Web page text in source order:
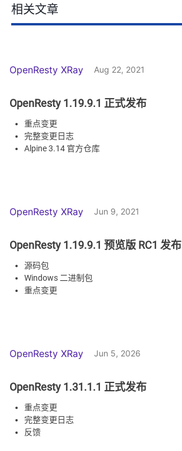
相关文章
OpenResty XRay Aug 22, 2021
OpenResty 1.19.9.1 正式发布
重点变更
完整变更日志
Alpine 3.14 官方仓库
OpenResty XRay Jun 9, 2021
OpenResty 1.19.9.1 预览版 RC1 发布
源码包
Windows 二进制包
重点变更
OpenResty XRay Jun 5, 2026
OpenResty 1.31.1.1 正式发布
重点变更
完整变更日志
反馈